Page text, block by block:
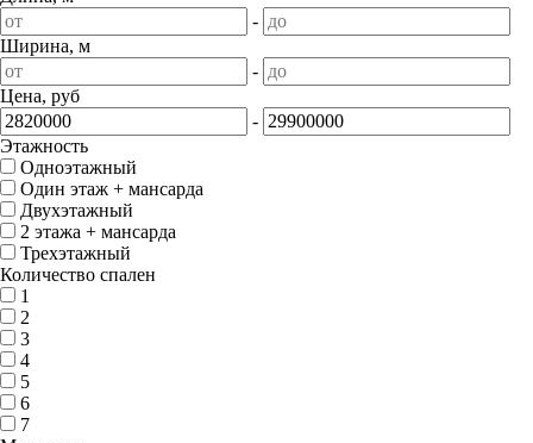
-
Ширина, м
-
Цена, руб
-
Этажность
Одноэтажный
Один этаж + мансарда
Двухэтажный
2 этажа + мансарда
Трехэтажный
Количество спален
1
2
3
4
5
6
7